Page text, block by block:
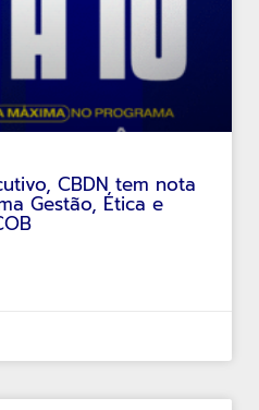
CBDN tem nota
Gestão, Ética e